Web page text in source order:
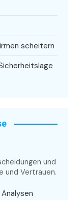
scheitern
und
und Vertrauen.